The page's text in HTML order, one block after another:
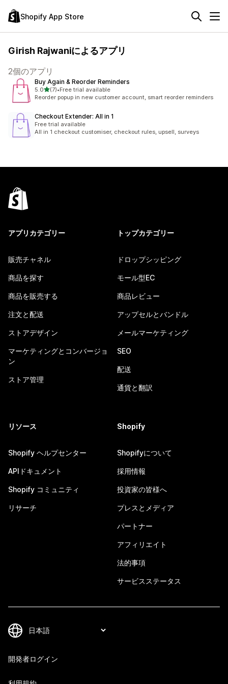
Shopify App Store
Girish Rajwaniによるアプリ
2個のアプリ
Buy Again & Reorder Reminders
5.05つ星中
(7)
合計レビュー数：7件
•Free trial available
Reorder popup in new customer account, smart reorder reminders
Checkout Extender: All in 1
Free trial available
All in 1 checkout customiser, checkout rules, upsell, surveys
アプリカテゴリー
販売チャネル
商品を探す
商品を販売する
注文と配送
ストアデザイン
マーケティングとコンバージョ
ン
ストア管理
トップカテゴリー
ドロップシッピング
モール型EC
商品レビュー
アップセルとバンドル
メールマーケティング
SEO
配送
通貨と翻訳
リソース
Shopify ヘルプセンター
APIドキュメント
Shopify コミュニティ
リサーチ
Shopify
Shopifyについて
採用情報
投資家の皆様へ
プレスとメディア
パートナー
アフィリエイト
法的事項
サービスステータス
開発者ログイン